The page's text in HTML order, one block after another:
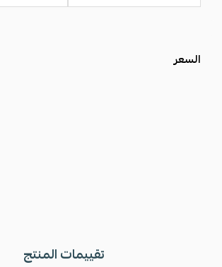
•يمكنك طلب خاتم فقط.
السعر
تقييمات المنتج